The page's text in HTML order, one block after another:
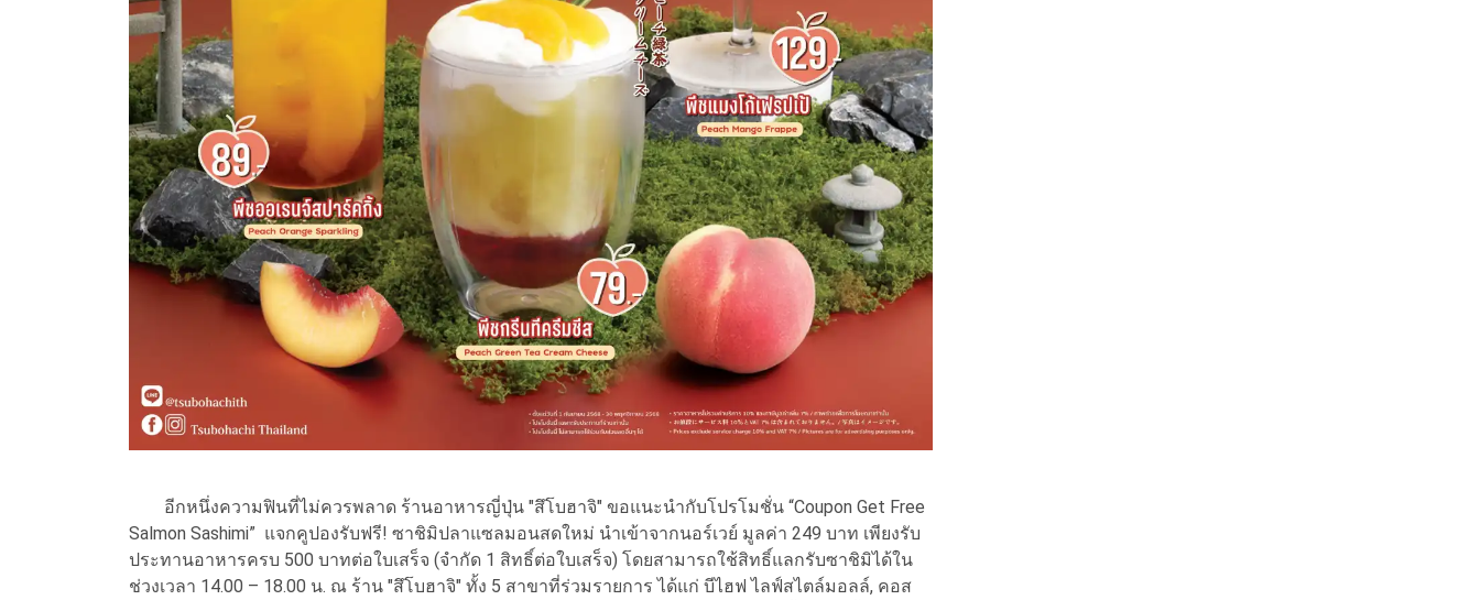
อีกหนึ่งความฟินที่ไม่ควรพลาด ร้านอาหารญี่ปุ่น "สึโบฮาจิ" ขอแนะนำกับโปรโมชั่น “Coupon Get Free
Salmon Sashimi” แจกคูปองรับฟรี! ซาชิมิปลาแซลมอนสดใหม่ นำเข้าจากนอร์เวย์ มูลค่า 249 บาท เพียงรับ
ประทานอาหารครบ 500 บาทต่อใบเสร็จ (จำกัด 1 สิทธิ์ต่อใบเสร็จ) โดยสามารถใช้สิทธิ์แลกรับซาชิมิได้ใน
ช่วงเวลา 14.00 – 18.00 น. ณ ร้าน "สึโบฮาจิ" ทั้ง 5 สาขาที่ร่วมรายการ ได้แก่ บีไฮฟ ไลฟ์สไตล์มอลล์, คอส